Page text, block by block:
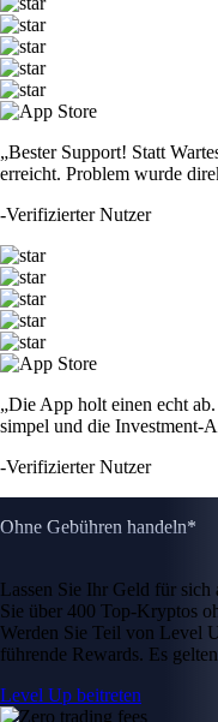
„Bester Support! Statt
erreicht. Problem wurde
-Verifizierter Nutzer
„Die App holt einen echt
simpel und die Investment-
-Verifizierter Nutzer
Ohne Gebühren handeln*
Lassen Sie Ihr Geld für
Sie über 400 Top-Kryptos
Werden Sie Teil von Level
führende Rewards. Es
Level Up beitreten